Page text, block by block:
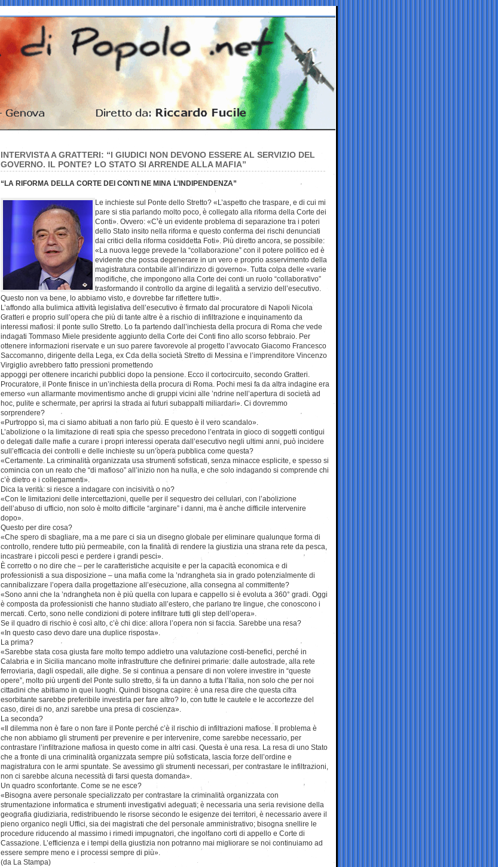
INTERVISTA A GRATTERI: “I GIUDICI NON DEVONO ESSERE AL SERVIZIO DEL
GOVERNO. IL PONTE? LO STATO SI ARRENDE ALLA MAFIA”
“LA RIFORMA DELLA CORTE DEI CONTI NE MINA L’INDIPENDENZA”
Le inchieste sul Ponte dello Stretto? «L’aspetto che traspare, e di cui mi
pare si stia parlando molto poco, è collegato alla riforma della Corte dei
Conti». Ovvero: «C’è un evidente problema di separazione tra i poteri
dello Stato insito nella riforma e questo conferma dei rischi denunciati
dai critici della riforma cosiddetta Foti». Più diretto ancora, se possibile:
«La nuova legge prevede la “collaborazione” con il potere politico ed è
evidente che possa degenerare in un vero e proprio asservimento della
magistratura contabile all’indirizzo di governo». Tutta colpa delle «varie
modifiche, che impongono alla Corte dei conti un ruolo “collaborativo”
trasformando il controllo da argine di legalità a servizio dell’esecutivo.
Questo non va bene, lo abbiamo visto, e dovrebbe far riflettere tutti».
L’affondo alla bulimica attività legislativa dell’esecutivo è firmato dal procuratore di Napoli Nicola
Gratteri e proprio sull’opera che più di tante altre è a rischio di infiltrazione e inquinamento da
interessi mafiosi: il ponte sullo Stretto. Lo fa partendo dall’inchiesta della procura di Roma che vede
indagati Tommaso Miele presidente aggiunto della Corte dei Conti fino allo scorso febbraio. Per
ottenere informazioni riservate e un suo parere favorevole al progetto l’avvocato Giacomo Francesco
Saccomanno, dirigente della Lega, ex Cda della società Stretto di Messina e l’imprenditore Vincenzo
Virgiglio avrebbero fatto pressioni promettendo
appoggi per ottenere incarichi pubblici dopo la pensione. Ecco il cortocircuito, secondo Gratteri.
Procuratore, il Ponte finisce in un’inchiesta della procura di Roma. Pochi mesi fa da altra indagine era
emerso «un allarmante movimentismo anche di gruppi vicini alle ’ndrine nell’apertura di società ad
hoc, pulite e schermate, per aprirsi la strada ai futuri subappalti miliardari». Ci dovremmo
sorprendere?
«Purtroppo sì, ma ci siamo abituati a non farlo più. E questo è il vero scandalo».
L’abolizione o la limitazione di reati spia che spesso precedono l’entrata in gioco di soggetti contigui
o delegati dalle mafie a curare i propri interessi operata dall’esecutivo negli ultimi anni, può incidere
sull’efficacia dei controlli e delle inchieste su un’opera pubblica come questa?
«Certamente. La criminalità organizzata usa strumenti sofisticati, senza minacce esplicite, e spesso si
comincia con un reato che “di mafioso” all’inizio non ha nulla, e che solo indagando si comprende chi
c’è dietro e i collegamenti».
Dica la verità: si riesce a indagare con incisività o no?
«Con le limitazioni delle intercettazioni, quelle per il sequestro dei cellulari, con l’abolizione
dell’abuso di ufficio, non solo è molto difficile “arginare” i danni, ma è anche difficile intervenire
dopo».
Questo per dire cosa?
«Che spero di sbagliare, ma a me pare ci sia un disegno globale per eliminare qualunque forma di
controllo, rendere tutto più permeabile, con la finalità di rendere la giustizia una strana rete da pesca,
incastrare i piccoli pesci e perdere i grandi pesci».
È corretto o no dire che – per le caratteristiche acquisite e per la capacità economica e di
professionisti a sua disposizione – una mafia come la ’ndrangheta sia in grado potenzialmente di
cannibalizzare l’opera dalla progettazione all’esecuzione, alla consegna al committente?
«Sono anni che la ’ndrangheta non è più quella con lupara e cappello si è evoluta a 360° gradi. Oggi
è composta da professionisti che hanno studiato all’estero, che parlano tre lingue, che conoscono i
mercati. Certo, sono nelle condizioni di potere infiltrare tutti gli step dell’opera».
Se il quadro di rischio è così alto, c’è chi dice: allora l’opera non si faccia. Sarebbe una resa?
«In questo caso devo dare una duplice risposta».
La prima?
«Sarebbe stata cosa giusta fare molto tempo addietro una valutazione costi-benefici, perché in
Calabria e in Sicilia mancano molte infrastrutture che definirei primarie: dalle autostrade, alla rete
ferroviaria, dagli ospedali, alle dighe. Se si continua a pensare di non volere investire in “queste
opere”, molto più urgenti del Ponte sullo stretto, si fa un danno a tutta l’Italia, non solo che per noi
cittadini che abitiamo in quei luoghi. Quindi bisogna capire: è una resa dire che questa cifra
esorbitante sarebbe preferibile investirla per fare altro? Io, con tutte le cautele e le accortezze del
caso, direi di no, anzi sarebbe una presa di coscienza».
La seconda?
«Il dilemma non è fare o non fare il Ponte perché c’è il rischio di infiltrazioni mafiose. Il problema è
che non abbiamo gli strumenti per prevenire e per intervenire, come sarebbe necessario, per
contrastare l’infiltrazione mafiosa in questo come in altri casi. Questa è una resa. La resa di uno Stato
che a fronte di una criminalità organizzata sempre più sofisticata, lascia forze dell’ordine e
magistratura con le armi spuntate. Se avessimo gli strumenti necessari, per contrastare le infiltrazioni,
non ci sarebbe alcuna necessità di farsi questa domanda».
Un quadro sconfortante. Come se ne esce?
«Bisogna avere personale specializzato per contrastare la criminalità organizzata con
strumentazione informatica e strumenti investigativi adeguati; è necessaria una seria revisione della
geografia giudiziaria, redistribuendo le risorse secondo le esigenze dei territori, è necessario avere il
pieno organico negli Uffici, sia dei magistrati che del personale amministrativo; bisogna snellire le
procedure riducendo al massimo i rimedi impugnatori, che ingolfano corti di appello e Corte di
Cassazione. L’efficienza e i tempi della giustizia non potranno mai migliorare se noi continuiamo ad
essere sempre meno e i processi sempre di più».
(da La Stampa)